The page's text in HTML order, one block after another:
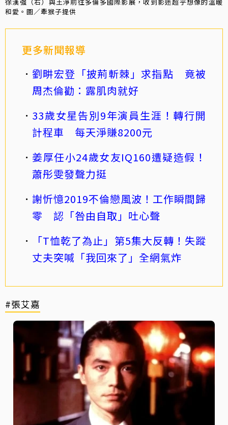
和愛。圖／牽猴子提供
更多新聞報導
劉畊宏登「披荊斬棘」求指點 竟被
周杰倫勸：露肌肉就好
33歲女星告別9年演員生涯！轉行開
計程車 每天淨賺8200元
姜厚任小24歲女友IQ160遭疑造假！
蕭彤雯發聲力挺
謝忻憶2019不倫戀風波！工作瞬間歸
零 認「咎由自取」吐心聲
「T恤乾了為止」第5集大反轉！失蹤
丈夫突喊「我回來了」全網氣炸
#張艾嘉